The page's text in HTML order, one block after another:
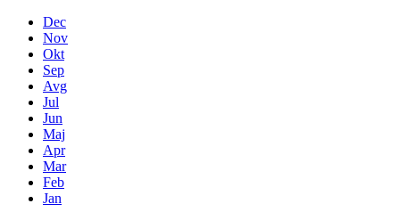
Dec
Nov
Okt
Sep
Avg
Jul
Jun
Maj
Apr
Mar
Feb
Jan